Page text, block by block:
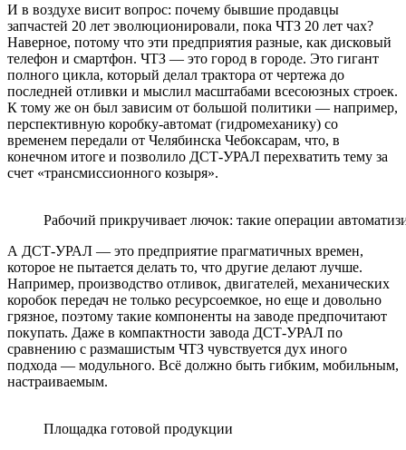
И в воздухе висит вопрос: почему бывшие продавцы
запчастей 20 лет эволюционировали, пока ЧТЗ 20 лет чах?
Наверное, потому что эти предприятия разные, как дисковый
телефон и смартфон. ЧТЗ — это город в городе. Это гигант
полного цикла, который делал трактора от чертежа до
последней отливки и мыслил масштабами всесоюзных строек.
К тому же он был зависим от большой политики — например,
перспективную коробку-автомат (гидромеханику) со
временем передали от Челябинска Чебоксарам, что, в
конечном итоге и позволило ДСТ-УРАЛ перехватить тему за
счет «трансмиссионного козыря».
Рабочий прикручивает лючок: такие операции
А ДСТ-УРАЛ — это предприятие прагматичных времен,
которое не пытается делать то, что другие делают лучше.
Например, производство отливок, двигателей, механических
коробок передач не только ресурсоемкое, но еще и довольно
грязное, поэтому такие компоненты на заводе предпочитают
покупать. Даже в компактности завода ДСТ-УРАЛ по
сравнению с размашистым ЧТЗ чувствуется дух иного
подхода — модульного. Всё должно быть гибким, мобильным,
настраиваемым.
Площадка готовой продукции